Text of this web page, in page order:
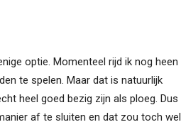
optie. Momenteel rijd ik nog heen
te spelen. Maar dat is natuurlijk
heel goed bezig zijn als ploeg. Dus
af te sluiten en dat zou toch wel